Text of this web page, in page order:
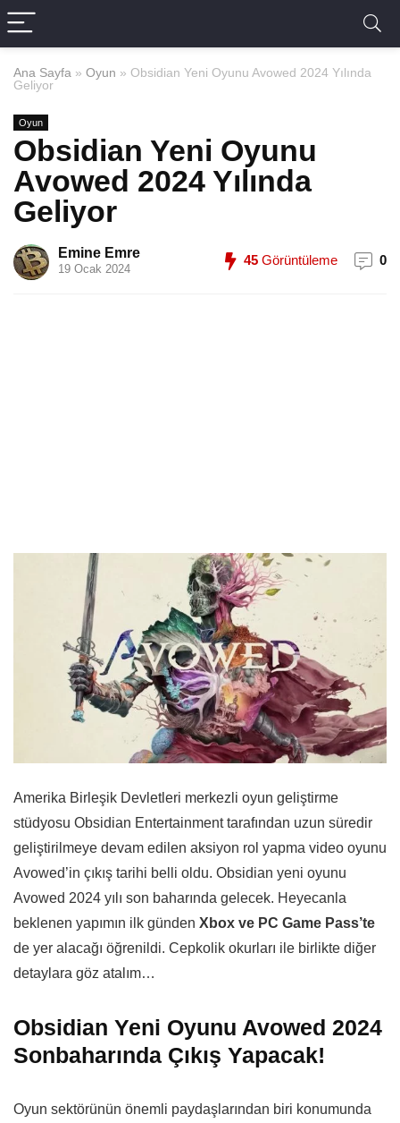
Ana Sayfa » Oyun » Obsidian Yeni Oyunu Avowed 2024 Yılında
Geliyor
Oyun
Obsidian Yeni Oyunu
Avowed 2024 Yılında
Geliyor
Emine Emre
19 Ocak 2024
45 Görüntüleme 0
Amerika Birleşik Devletleri merkezli oyun geliştirme
stüdyosu Obsidian Entertainment tarafından uzun süredir
geliştirilmeye devam edilen aksiyon rol yapma video oyunu
Avowed’in çıkış tarihi belli oldu. Obsidian yeni oyunu
Avowed 2024 yılı son baharında gelecek. Heyecanla
beklenen yapımın ilk günden Xbox ve PC Game Pass’te
de yer alacağı öğrenildi. Cepkolik okurları ile birlikte diğer
detaylara göz atalım…
Obsidian Yeni Oyunu Avowed 2024
Sonbaharında Çıkış Yapacak!
Oyun sektörünün önemli paydaşlarından biri konumunda